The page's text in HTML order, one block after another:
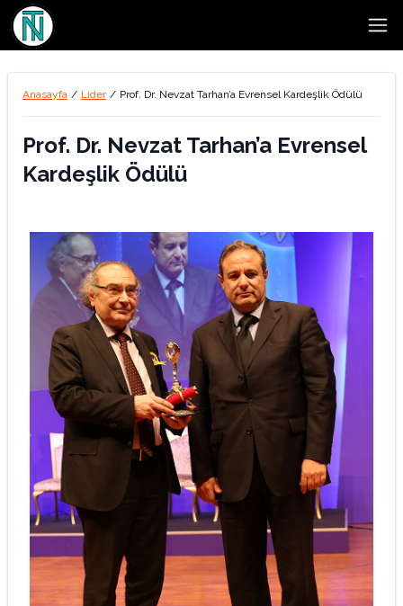
Anasayfa / Lider / Prof. Dr. Nevzat Tarhan’a Evrensel Kardeşlik Ödülü
Prof. Dr. Nevzat Tarhan’a Evrensel
Kardeşlik Ödülü